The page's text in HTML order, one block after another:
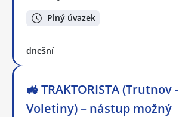
Plný úvazek
dnešní
🚜 TRAKTORISTA (Trutnov -
Voletiny) – nástup možný